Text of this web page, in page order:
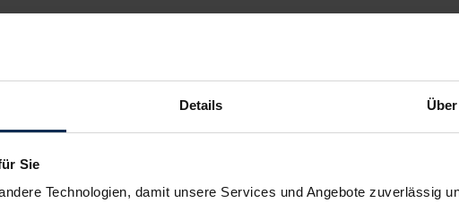
Details
Sie
Technologien, damit unsere Services und Angebote zuverlässig